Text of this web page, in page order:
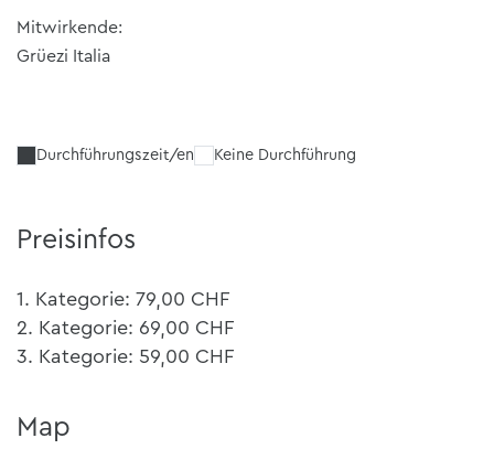
Mitwirkende:
Grüezi Italia
Durchführungszeit/en Keine Durchführung
Preisinfos
1. Kategorie: 79,00 CHF
2. Kategorie: 69,00 CHF
3. Kategorie: 59,00 CHF
Map